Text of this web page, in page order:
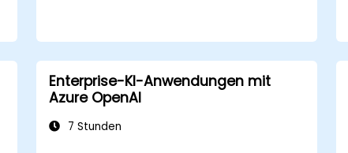
Enterprise-KI-Anwendungen mit
Azure OpenAI
7 Stunden